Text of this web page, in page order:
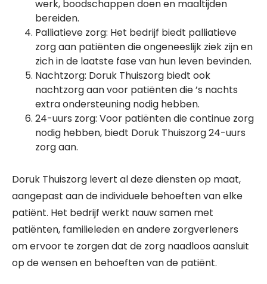
werk, boodschappen doen en maaltijden
bereiden.
Palliatieve zorg: Het bedrijf biedt palliatieve
zorg aan patiënten die ongeneeslijk ziek zijn en
zich in de laatste fase van hun leven bevinden.
Nachtzorg: Doruk Thuiszorg biedt ook
nachtzorg aan voor patiënten die ’s nachts
extra ondersteuning nodig hebben.
24-uurs zorg: Voor patiënten die continue zorg
nodig hebben, biedt Doruk Thuiszorg 24-uurs
zorg aan.
Doruk Thuiszorg levert al deze diensten op maat,
aangepast aan de individuele behoeften van elke
patiënt. Het bedrijf werkt nauw samen met
patiënten, familieleden en andere zorgverleners
om ervoor te zorgen dat de zorg naadloos aansluit
op de wensen en behoeften van de patiënt.